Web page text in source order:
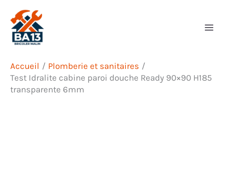
contenu
Accueil
Plomberie et sanitaires
Test Idralite cabine paroi douche Ready 90×90 H185
transparente 6mm
Rechercher